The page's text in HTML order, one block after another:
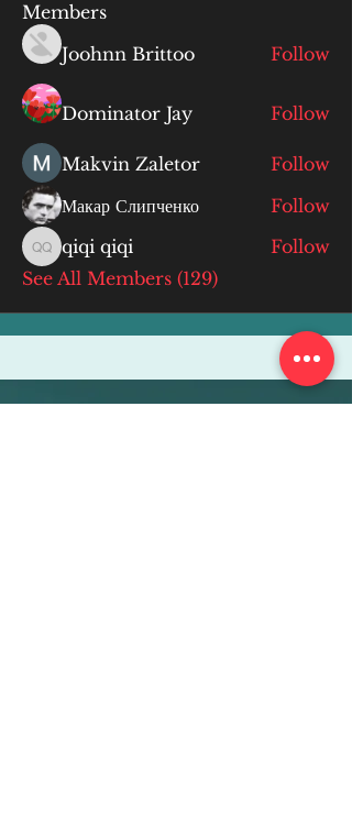
Members
Joohnn Brittoo
Follow
Dominator Jay Follow
Makvin Zaletor
Follow
Макар Слипченко
Follow
qiqi qiqi
qiqi qiqi
Follow
See All Members (129)